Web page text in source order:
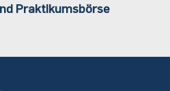
Praktikumsbörse